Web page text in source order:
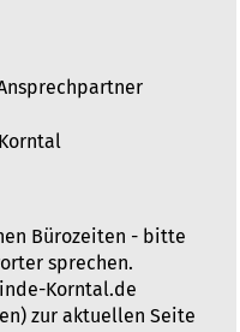
Bürozeiten - bitte
sprechen.
Korntal.de
zur aktuellen Seite